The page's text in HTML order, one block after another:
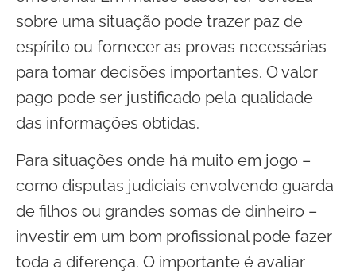
sobre uma situação pode trazer paz de
espírito ou fornecer as provas necessárias
para tomar decisões importantes. O valor
pago pode ser justificado pela qualidade
das informações obtidas.
Para situações onde há muito em jogo –
como disputas judiciais envolvendo guarda
de filhos ou grandes somas de dinheiro –
investir em um bom profissional pode fazer
toda a diferença. O importante é avaliar